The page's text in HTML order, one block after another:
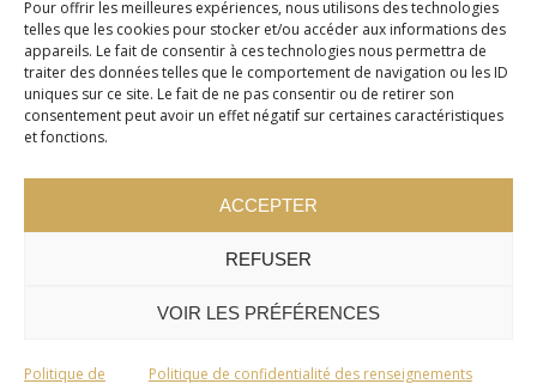
Pour offrir les meilleures expériences, nous utilisons des technologies
telles que les cookies pour stocker et/ou accéder aux informations des
appareils. Le fait de consentir à ces technologies nous permettra de
traiter des données telles que le comportement de navigation ou les ID
uniques sur ce site. Le fait de ne pas consentir ou de retirer son
consentement peut avoir un effet négatif sur certaines caractéristiques
et fonctions.
ACCEPTER
REFUSER
VOIR LES PRÉFÉRENCES
Politique de Politique de confidentialité des renseignements
© 2024 Cercle Kaizen. Tous droits réservés -